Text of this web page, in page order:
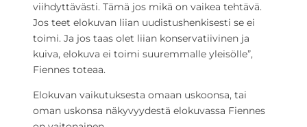
viihdyttävästi. Tämä jos mikä on vaikea tehtävä.
Jos teet elokuvan liian uudistushenkisesti se ei
toimi. Ja jos taas olet liian konservatiivinen ja
kuiva, elokuva ei toimi suuremmalle yleisölle”,
Fiennes toteaa.
Elokuvan vaikutuksesta omaan uskoonsa, tai
oman uskonsa näkyvyydestä elokuvassa Fiennes